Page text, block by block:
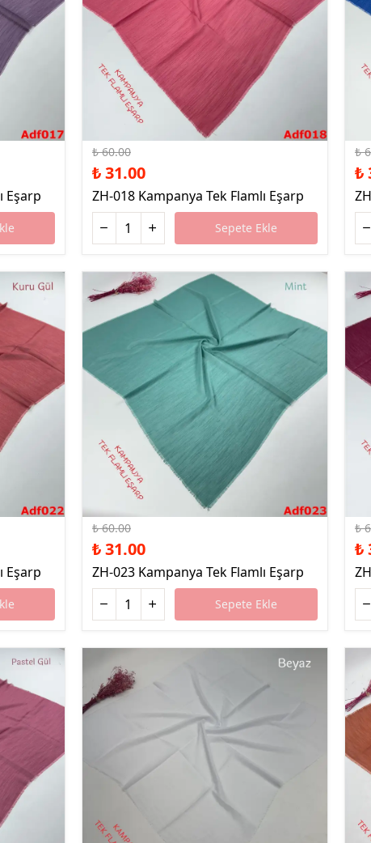
Eşarp
₺ 60.00
₺ 31.00
ZH-018 Kampanya Tek Flamlı Eşarp
Sepete Ekle
₺
₺
Eşarp
₺ 60.00
₺ 31.00
ZH-023 Kampanya Tek Flamlı Eşarp
Sepete Ekle
₺
₺